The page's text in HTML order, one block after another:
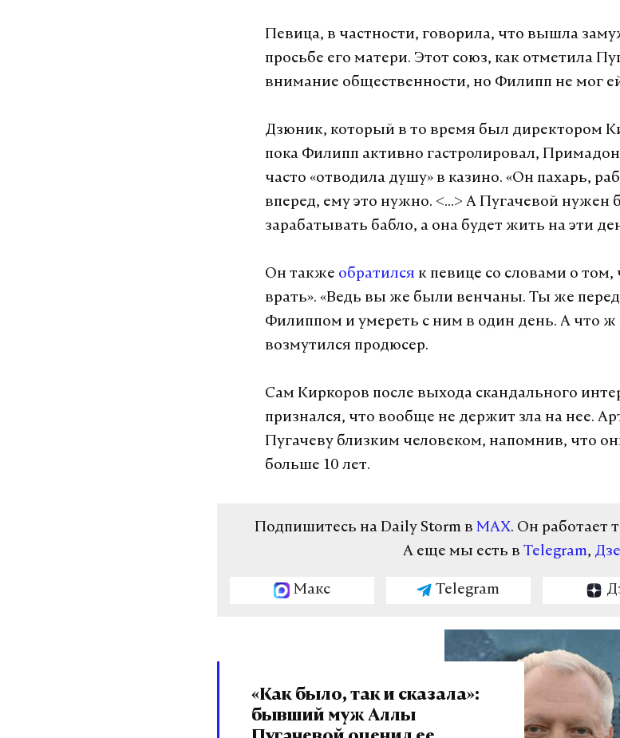
Певица, в частности, говорила, что вышла
просьбе его матери. Этот союз, как отметила
внимание общественности, но Филипп не мог
Дзюник, который в то время был директором
пока Филипп активно гастролировал,
часто «отводила душу» в казино. «Он пахарь,
вперед, ему это нужно. <…> А Пугачевой нужен
зарабатывать бабло, а она будет жить на эти
Он также обратился к певице со словами о том,
врать». «Ведь вы же были венчаны. Ты же
Филиппом и умереть с ним в один день. А что ж
возмутился продюсер.
Сам Киркоров после выхода скандального
признался, что вообще не держит зла на нее.
Пугачеву близким человеком, напомнив, что
больше 10 лет.
Подпишитесь на Daily Storm в MAX. Он работает
А еще мы есть в Telegram,
Макс Telegram
«Как было, так и сказала»:
бывший муж Аллы